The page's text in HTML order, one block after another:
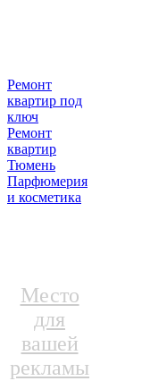
Ремонт
квартир под
ключ
Ремонт
квартир
Тюмень
Парфюмерия
и косметика
Место
для
вашей
рекламы